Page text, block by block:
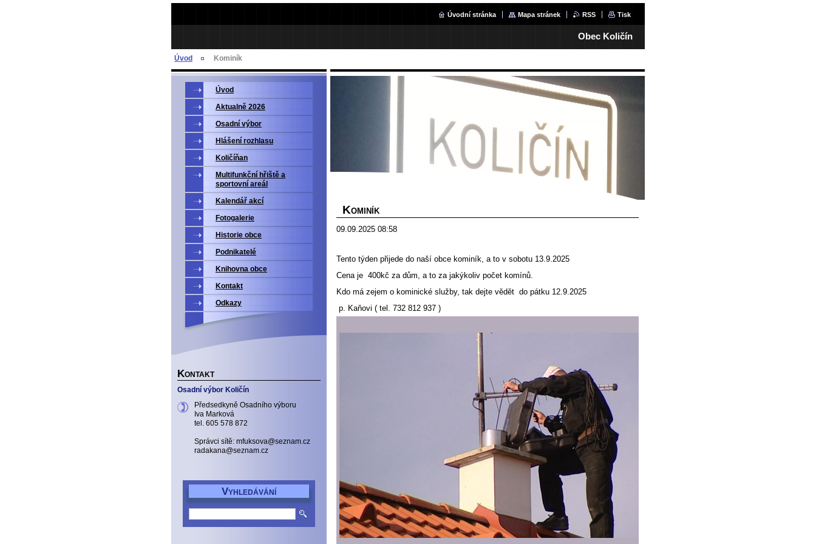
Úvodní stránka Mapa stránek RSS Tisk
Obec Količín
Úvod Kominík
KOMINÍK
09.09.2025 08:58
Tento týden přijede do naší obce kominík, a to v sobotu 13.9.2025
Cena je 400kč za dům, a to za jakýkoliv počet komínů.
Kdo má zejem o kominické služby, tak dejte vědět do pátku 12.9.2025
p. Kaňovi ( tel. 732 812 937 )
Úvod
Aktualně 2026
Osadní výbor
Hlášení rozhlasu
Količíňan
Multifunkční hřiště a
sportovní areál
Kalendář akcí
Fotogalerie
Historie obce
Podnikatelé
Knihovna obce
Kontakt
Odkazy
KONTAKT
Osadní výbor Količín
Předsedkyně Osadního výboru
Iva Marková
tel. 605 578 872
Správci sítě: mfuksova@seznam.cz
radakana@seznam.cz
VYHLEDÁVÁNÍ